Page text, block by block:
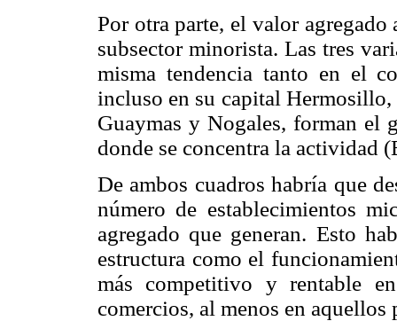
Por otra parte, el valor
subsector minorista. Las tres
misma tendencia tanto en el
incluso en su capital
Guaymas y Nogales, forman el
donde se concentra la actividad
De ambos cuadros habría que
número de establecimientos
agregado que generan. Esto
estructura como el
más competitivo y rentable
comercios, al menos en